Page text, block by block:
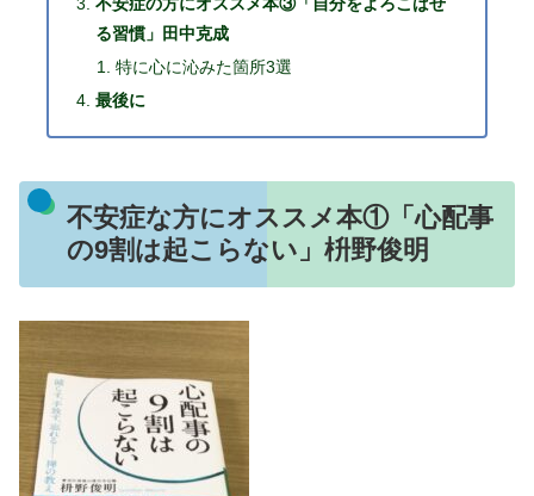
不安症の方にオススメ本③「自分をよろこばせ
る習慣」田中克成
特に心に沁みた箇所3選
最後に
不安症な方にオススメ本①「心配事
の9割は起こらない」枡野俊明